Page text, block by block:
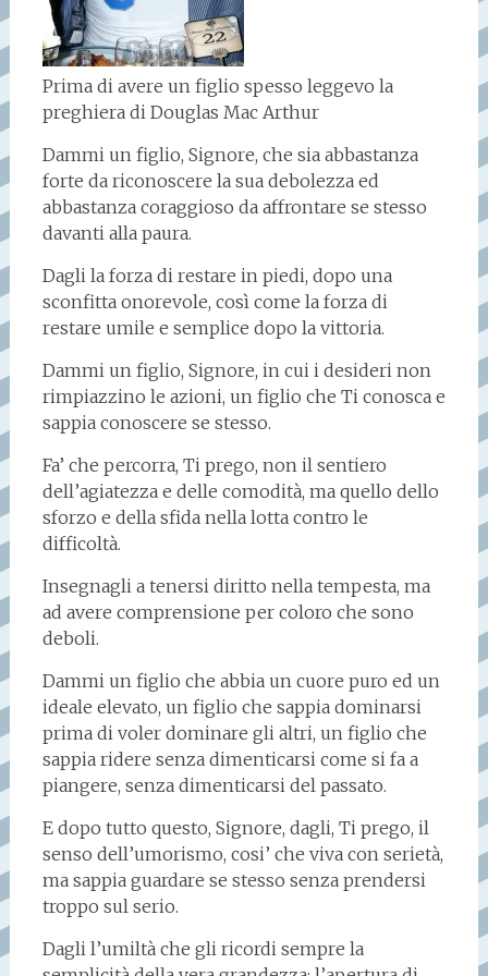
Prima di avere un figlio spesso leggevo la
preghiera di Douglas Mac Arthur
Dammi un figlio, Signore, che sia abbastanza
forte da riconoscere la sua debolezza ed
abbastanza coraggioso da affrontare se stesso
davanti alla paura.
Dagli la forza di restare in piedi, dopo una
sconfitta onorevole, così come la forza di
restare umile e semplice dopo la vittoria.
Dammi un figlio, Signore, in cui i desideri non
rimpiazzino le azioni, un figlio che Ti conosca e
sappia conoscere se stesso.
Fa’ che percorra, Ti prego, non il sentiero
dell’agiatezza e delle comodità, ma quello dello
sforzo e della sfida nella lotta contro le
difficoltà.
Insegnagli a tenersi diritto nella tempesta, ma
ad avere comprensione per coloro che sono
deboli.
Dammi un figlio che abbia un cuore puro ed un
ideale elevato, un figlio che sappia dominarsi
prima di voler dominare gli altri, un figlio che
sappia ridere senza dimenticarsi come si fa a
piangere, senza dimenticarsi del passato.
E dopo tutto questo, Signore, dagli, Ti prego, il
senso dell’umorismo, cosi’ che viva con serietà,
ma sappia guardare se stesso senza prendersi
troppo sul serio.
Dagli l’umiltà che gli ricordi sempre la